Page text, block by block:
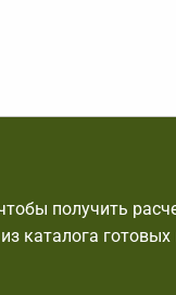
получить
каталога готовых